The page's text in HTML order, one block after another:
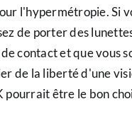
l'hypermétropie. Si
de porter des
contact et que vous
de la liberté d'une
pourrait être le bon